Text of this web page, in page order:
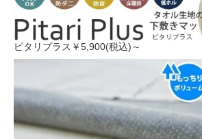
ピタリプラス ￥5,900(税込)～